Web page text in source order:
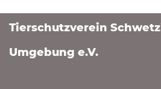
Tierschutzverein
Umgebung e.V.